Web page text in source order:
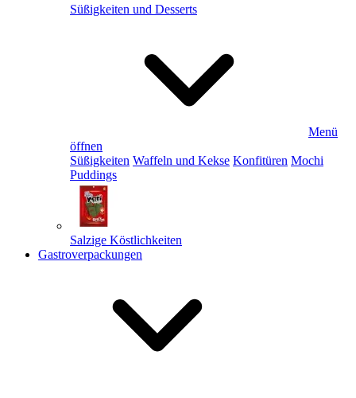
Süßigkeiten und Desserts
Menü
öffnen
Süßigkeiten Waffeln und Kekse Konfitüren Mochi
Puddings
Salzige Köstlichkeiten
Gastroverpackungen